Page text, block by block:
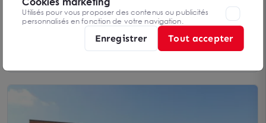
Bureaux à louer ou vendre à Loos certification
BREEAM proximité axes
De 195 m² à 1 500 m²
Utilisés pour vous proposer des contenus ou publicités
personnalisés en fonction de votre navigation.
Enregistrer Tout accepter